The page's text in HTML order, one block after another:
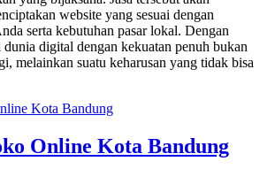
website yang sesuai dengan
serta kebutuhan pasar lokal. Dengan
digital dengan kekuatan penuh bukan
melainkan suatu keharusan yang tidak bisa
Online Kota Bandung